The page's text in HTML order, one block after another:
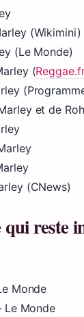
(Wikimini)
(Le Monde)
(
et de
(CNews)
qui reste
Monde
Le Monde